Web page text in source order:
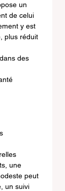
un
de celui
y est
plus réduit
des
une
peut
un suivi